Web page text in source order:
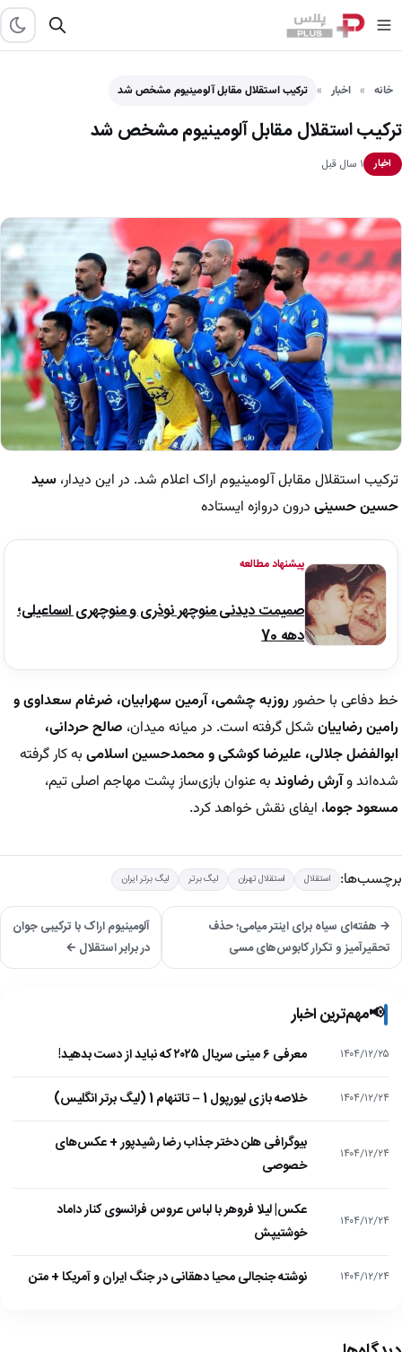
خانه اخبار ترکیب استقلال مقابل آلومینیوم مشخص شد
ترکیب استقلال مقابل آلومینیوم مشخص شد
اخبار ۱ سال قبل
ترکیب استقلال مقابل آلومینیوم اراک اعلام شد. در این دیدار، سید
حسین حسینی درون دروازه ایستاده
پیشنهاد مطالعه
صمیمت دیدنی منوچهر نوذری و منوچهری اسماعیلی؛
دهه 70
خط دفاعی با حضورروزبه چشمی، آرمین سهرابیان، ضرغام سعداوی و
رامین رضاییان شکل گرفته است. در میانه میدان، صالح حردانی،
ابوالفضل جلالی، علیرضا کوشکی و محمدحسین اسلامی به کار گرفته
شده‌اند وآرش رضاوند به عنوان بازی‌ساز پشت مهاجم اصلی تیم،
مسعود جوما، ایفای نقش خواهد کرد.
برچسب‌ها: استقلال استقلال تهران لیگ برتر لیگ برتر ایران
→ هفته‌ای سیاه برای اینتر میامی؛ حذف
تحقیرآمیز و تکرار کابوس‌های مسی
آلومینیوم اراک با ترکیبی جوان
در برابر استقلال ←
📢مهم‌ترین اخبار
۱۴۰۴/۱۲/۲۵ معرفی ۶ مینی سریال ۲۰۲۵ که نباید از دست بدهید!
۱۴۰۴/۱۲/۲۴ خلاصه بازی لیورپول 1 – تاتنهام 1 (لیگ برتر انگلیس)
۱۴۰۴/۱۲/۲۴
بیوگرافی هلن دختر جذاب رضا رشیدپور + عکس‌های
خصوصی
۱۴۰۴/۱۲/۲۴
عکس| لیلا فروهر با لباس عروس فرانسوی کنار داماد
خوشتیپش
۱۴۰۴/۱۲/۲۴ نوشته جنجالی محیا دهقانی در جنگ ایران و آمریکا + متن